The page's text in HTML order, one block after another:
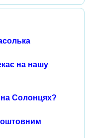
на нашу
Солонцях?